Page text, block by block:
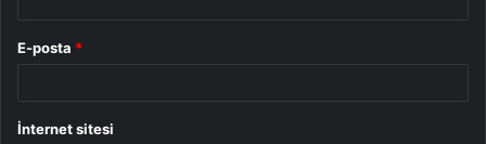
E-posta *
İnternet sitesi